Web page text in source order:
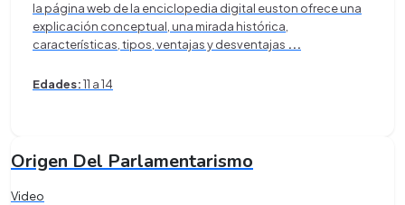
la página web de la enciclopedia digital euston ofrece una
explicación conceptual, una mirada histórica,
características, tipos, ventajas y desventajas ...
Edades:11 a 14
Origen Del Parlamentarismo
Video